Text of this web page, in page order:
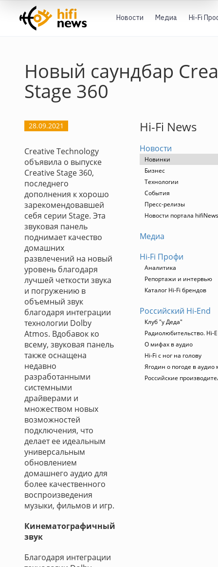
Новости Медиа Hi-Fi
Новый саундбар
Stage 360
28.09.2021
Creative Technology
объявила о выпуске
Creative Stage 360,
последнего
дополнения к хорошо
зарекомендовавшей
себя серии Stage. Эта
звуковая панель
поднимает качество
домашних
развлечений на новый
уровень благодаря
лучшей четкости звука
и погружению в
объемный звук
благодаря интеграции
технологии Dolby
Atmos. Вдобавок ко
всему, звуковая панель
также оснащена
недавно
разработанными
системными
драйверами и
множеством новых
возможностей
подключения, что
делает ее идеальным
универсальным
обновлением
домашнего аудио для
более качественного
воспроизведения
музыки, фильмов и игр.
Кинематографичный
звук
Благодаря интеграции
Hi-Fi News
Новости
Новинки
Бизнес
Технологии
События
Пресс-релизы
Новости портала hifiNews
Медиа
Hi-Fi Профи
Аналитика
Репортажи и интервью
Каталог Hi-Fi брендов
Российский Hi-End
Клуб "у Деда"
Радиолюбительство. Hi-
О мифах в аудио
Hi-Fi с ног на голову
Ягодин о погоде в аудио
Российские